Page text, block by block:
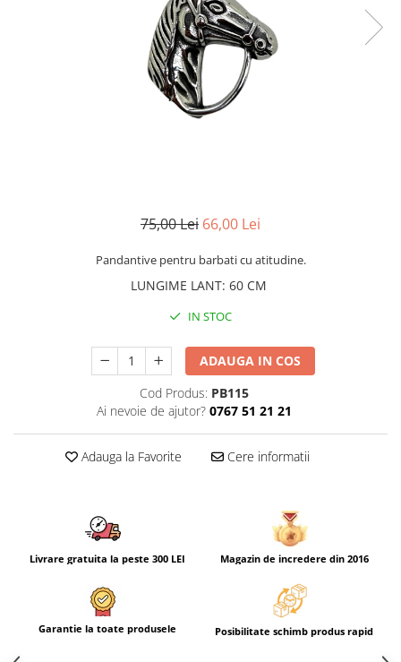
75,00 Lei 66,00 Lei
Pandantive pentru barbati cu atitudine.
LUNGIME LANT: 60 CM
IN STOC
ADAUGA IN COS
Cod Produs: PB115
Ai nevoie de ajutor? 0767 51 21 21
Adauga la Favorite Cere informatii
Livrare gratuita la peste 300 LEI Magazin de incredere din 2016
Garantie la toate produsele Posibilitate schimb produs rapid